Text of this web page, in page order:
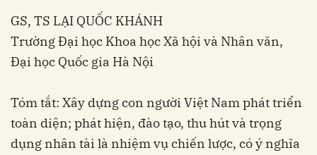
GS, TS LẠI QUỐC KHÁNH
Trường Đại học Khoa học Xã hội và Nhân văn,
Đại học Quốc gia Hà Nội
Tóm tắt: Xây dựng con người Việt Nam phát triển
toàn diện; phát hiện, đào tạo, thu hút và trọng
dụng nhân tài là nhiệm vụ chiến lược, có ý nghĩa